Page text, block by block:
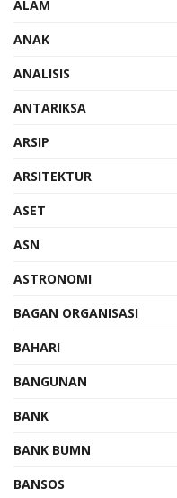
ALAM
ANAK
ANALISIS
ANTARIKSA
ARSIP
ARSITEKTUR
ASET
ASN
ASTRONOMI
BAGAN ORGANISASI
BAHARI
BANGUNAN
BANK
BANK BUMN
BANSOS